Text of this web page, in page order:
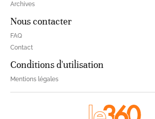
Archives
Nous contacter
FAQ
Contact
Conditions d'utilisation
Mentions légales